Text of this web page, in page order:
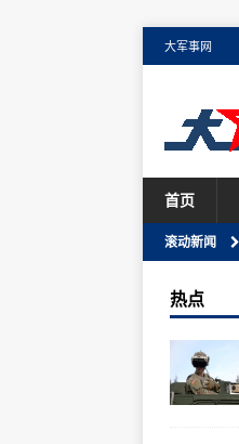
大军事网
首页
滚动新闻
热点